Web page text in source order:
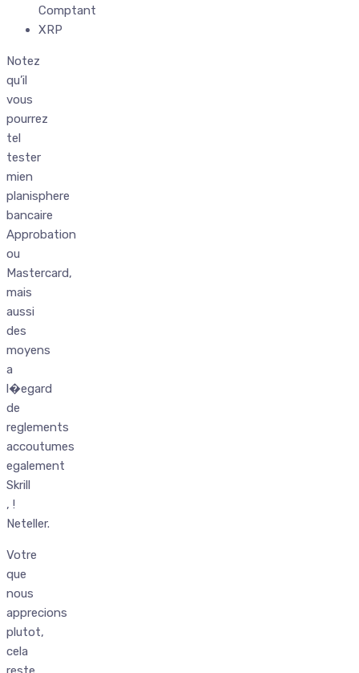
Comptant
XRP
Notez
qu’il
vous
pourrez
tel
tester
mien
planisphere
bancaire
Approbation
ou
Mastercard,
mais
aussi
des
moyens
a
l�egard
de
reglements
accoutumes
egalement
Skrill
, !
Neteller.
Votre
que
nous
apprecions
plutot,
cela